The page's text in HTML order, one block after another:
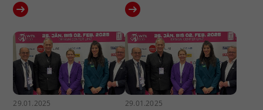
29.01.2025 29.01.2025